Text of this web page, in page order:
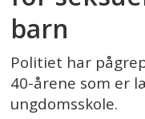
barn
Politiet har
40-årene som er
ungdomsskole.